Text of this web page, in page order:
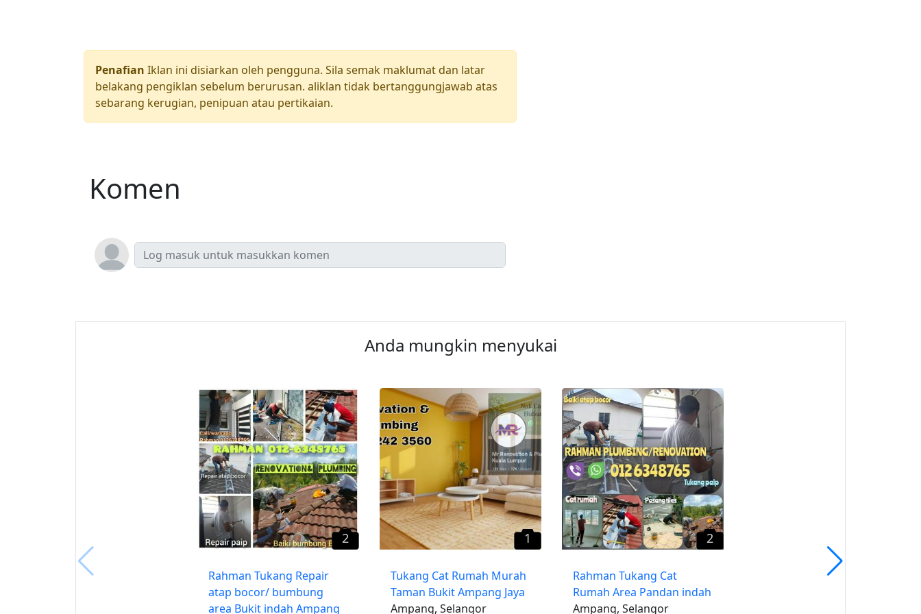
Penafian Iklan ini disiarkan oleh pengguna. Sila semak maklumat dan latar
belakang pengiklan sebelum berurusan. aliklan tidak bertanggungjawab atas
sebarang kerugian, penipuan atau pertikaian.
Komen
Anda mungkin menyukai
2
Rahman Tukang Repair
atap bocor/ bumbung
area Bukit indah Ampang
1
Tukang Cat Rumah Murah
Taman Bukit Ampang Jaya
Ampang, Selangor
2
Rahman Tukang Cat
Rumah Area Pandan indah
Ampang, Selangor